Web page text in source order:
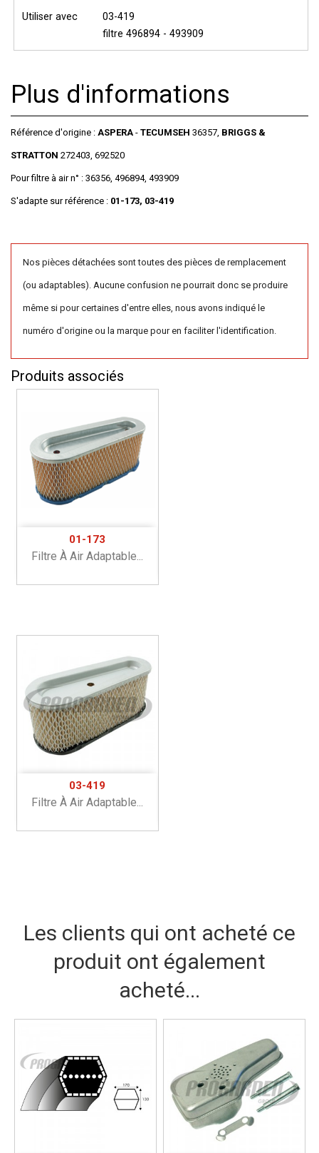
Utiliser avec
03-419
filtre 496894 - 493909
Plus d'informations
Référence d'origine : ASPERA - TECUMSEH 36357, BRIGGS &
STRATTON 272403, 692520
Pour filtre à air n° : 36356, 496894, 493909
S'adapte sur référence : 01-173, 03-419
Nos pièces détachées sont toutes des pièces de remplacement
(ou adaptables). Aucune confusion ne pourrait donc se produire
même si pour certaines d'entre elles, nous avons indiqué le
numéro d'origine ou la marque pour en faciliter l'identification.
Produits associés
01-173
Filtre À Air Adaptable...
03-419
Filtre À Air Adaptable...
Les clients qui ont acheté ce
produit ont également
acheté...